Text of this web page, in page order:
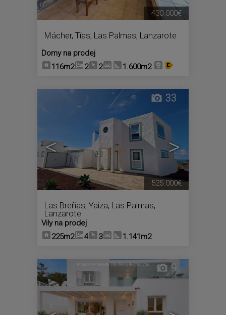
Mácher, Tías, Las Palmas, Lanzarote
Domy na prodej
116m2
2 2 1.600m2
430.000€
< >
33
Las Breñas, Yaiza, Las Palmas,
Lanzarote
Vily na prodej
225m2
4 3 1.141m2
525.000€
9